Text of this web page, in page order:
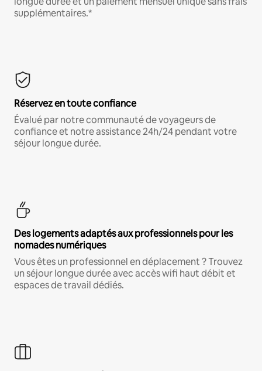
supplémentaires.*
Réservez en toute confiance
Évalué par notre communauté de voyageurs de
confiance et notre assistance 24h/24 pendant votre
séjour longue durée.
Des logements adaptés aux professionnels pour les
nomades numériques
Vous êtes un professionnel en déplacement ? Trouvez
un séjour longue durée avec accès wifi haut débit et
espaces de travail dédiés.